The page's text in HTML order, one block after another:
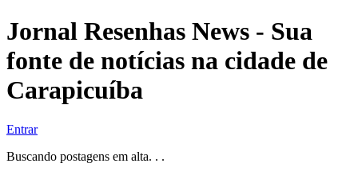
Jornal Resenhas News - Sua
fonte de notícias na cidade de
Carapicuíba
Entrar
Buscando postagens em alta. . .